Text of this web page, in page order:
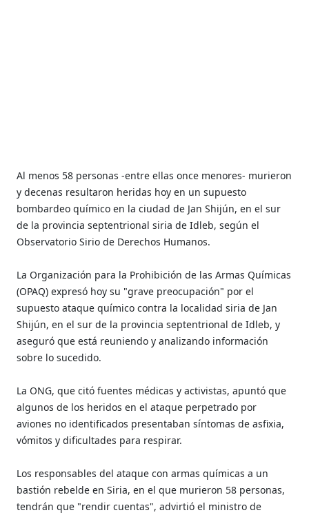
Al menos 58 personas -entre ellas once menores- murieron
y decenas resultaron heridas hoy en un supuesto
bombardeo químico en la ciudad de Jan Shijún, en el sur
de la provincia septentrional siria de Idleb, según el
Observatorio Sirio de Derechos Humanos.
La Organización para la Prohibición de las Armas Químicas
(OPAQ) expresó hoy su "grave preocupación" por el
supuesto ataque químico contra la localidad siria de Jan
Shijún, en el sur de la provincia septentrional de Idleb, y
aseguró que está reuniendo y analizando información
sobre lo sucedido.
La ONG, que citó fuentes médicas y activistas, apuntó que
algunos de los heridos en el ataque perpetrado por
aviones no identificados presentaban síntomas de asfixia,
vómitos y dificultades para respirar.
Los responsables del ataque con armas químicas a un
bastión rebelde en Siria, en el que murieron 58 personas,
tendrán que "rendir cuentas", advirtió el ministro de